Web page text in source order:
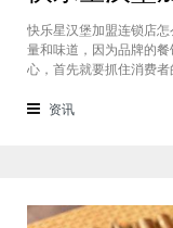
快乐星汉堡加盟连锁店
量和味道，因为品牌的
心，首先就要抓住消费
错，下面就为大家仔细分
资讯